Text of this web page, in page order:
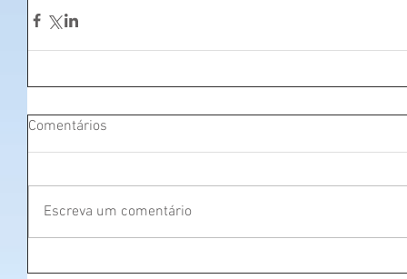
Comentários
Escreva um comentário